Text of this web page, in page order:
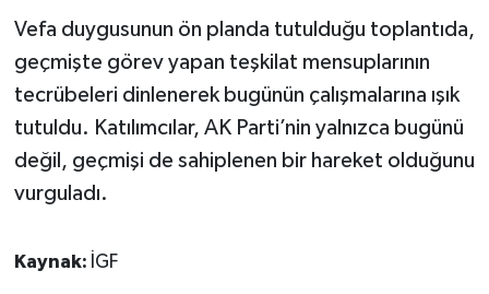
Vefa duygusunun ön planda tutulduğu toplantıda,
geçmişte görev yapan teşkilat mensuplarının
tecrübeleri dinlenerek bugünün çalışmalarına ışık
tutuldu. Katılımcılar, AK Parti’nin yalnızca bugünü
değil, geçmişi de sahiplenen bir hareket olduğunu
vurguladı.
Kaynak: İGF